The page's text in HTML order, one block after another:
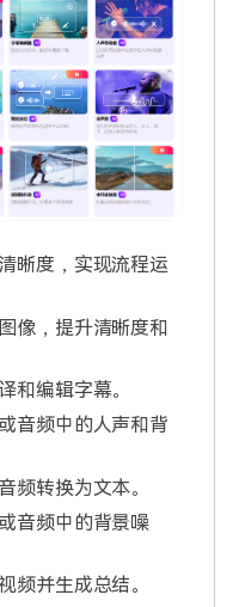
晰度，实现流程运
像，提升清晰度和
和编辑字幕。
音频中的人声和背
频转换为文本。
音频中的背景噪
频并生成总结。